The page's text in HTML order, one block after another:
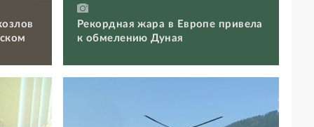
Рекордная жара в Европе привела
к обмелению Дуная